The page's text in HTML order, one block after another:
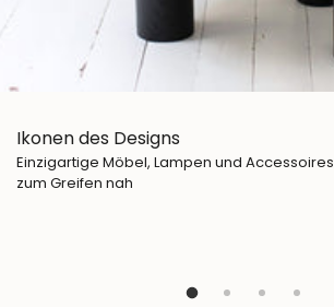
Ikonen des Designs
Einzigartige Möbel, Lampen und Accessoires
zum Greifen nah